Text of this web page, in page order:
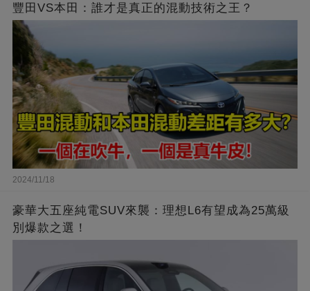
豐田VS本田：誰才是真正的混動技術之王？
2024/11/18
豪華大五座純電SUV來襲：理想L6有望成為25萬級
別爆款之選！